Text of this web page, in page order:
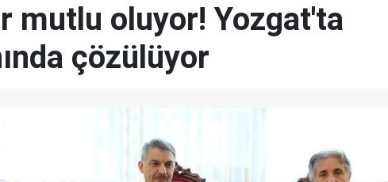
mutlu oluyor! Yozgat'ta
çözülüyor